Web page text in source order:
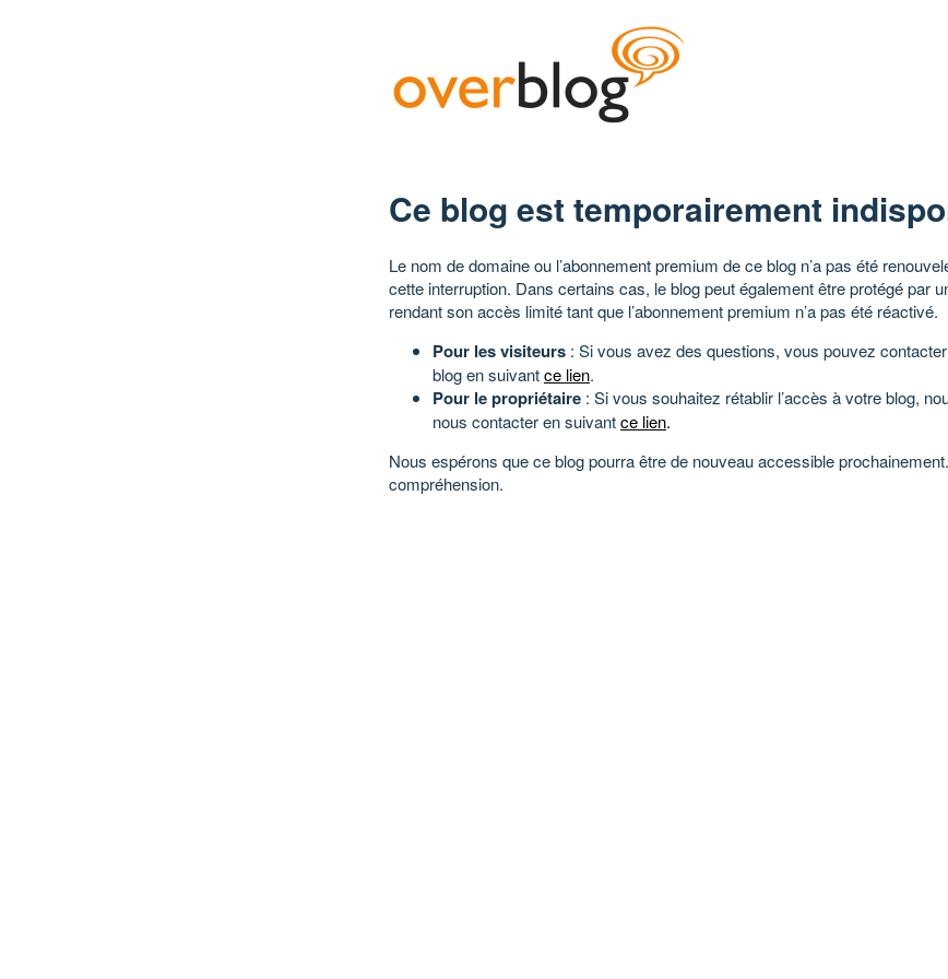
Ce blog est temporairement
Le nom de domaine ou l’abonnement premium de ce blog n’a pas été
cette interruption. Dans certains cas, le blog peut également être protégé par
rendant son accès limité tant que l’abonnement premium n’a pas été réactivé.
Pour les visiteurs : Si vous avez des questions, vous pouvez
blog en suivantce lien.
Pour le propriétaire : Si vous souhaitez rétablir l’accès à votre blog,
nous contacter en suivantce lien.
Nous espérons que ce blog pourra être de nouveau accessible
compréhension.